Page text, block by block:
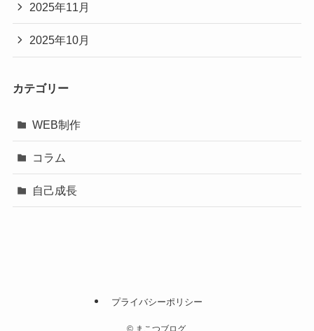
2025年11月
2025年10月
カテゴリー
WEB制作
コラム
自己成長
プライバシーポリシー